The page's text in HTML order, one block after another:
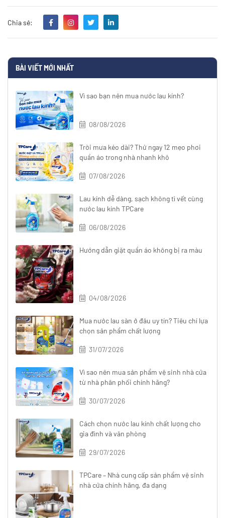
Chia sẻ:
BÀI VIẾT MỚI NHẤT
Vì sao bạn nên mua nước lau kính?
08/08/2026
Trời mưa kéo dài? Thử ngay 12 mẹo phơi
quần áo trong nhà nhanh khô
07/08/2026
Lau kính dễ dàng, sạch không tì vết cùng
nước lau kính TPCare
06/08/2026
Hướng dẫn giặt quần áo không bị ra màu
04/08/2026
Mua nước lau sàn ở đâu uy tín? Tiêu chí lựa
chọn sản phẩm chất lượng
31/07/2026
Vì sao nên mua sản phẩm vệ sinh nhà cửa
từ nhà phân phối chính hãng?
30/07/2026
Cách chọn nước lau kính chất lượng cho
gia đình và văn phòng
29/07/2026
TPCare – Nhà cung cấp sản phẩm vệ sinh
nhà cửa chính hãng, đa dạng